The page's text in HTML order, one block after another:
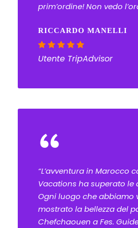
prim’ordine! Non vedo
RICCARDO MANELLI
Utente TripAdvisor
“
“L’avventura in Marocco
Vacations ha superato le
Ogni luogo che abbiamo
mostrato la bellezza del
Chefchaouen a Fes.